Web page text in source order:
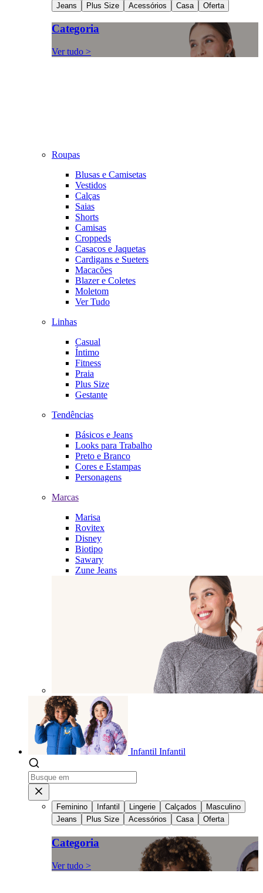
Jeans
Plus Size Acessórios Casa Oferta
Categoria
Ver tudo >
Roupas
Blusas e Camisetas
Vestidos
Calças
Saias
Shorts
Camisas
Croppeds
Casacos e Jaquetas
Cardigans e Sueters
Macacões
Blazer e Coletes
Moletom
Ver Tudo
Linhas
Casual
Íntimo
Fitness
Praia
Plus Size
Gestante
Tendências
Básicos e Jeans
Looks para Trabalho
Preto e Branco
Cores e Estampas
Personagens
Marcas
Marisa
Rovitex
Disney
Biotipo
Sawary
Zune Jeans
Infantil Infantil
Feminino Infantil Lingerie Calçados
Masculino
Jeans
Plus Size Acessórios Casa Oferta
Categoria
Ver tudo >